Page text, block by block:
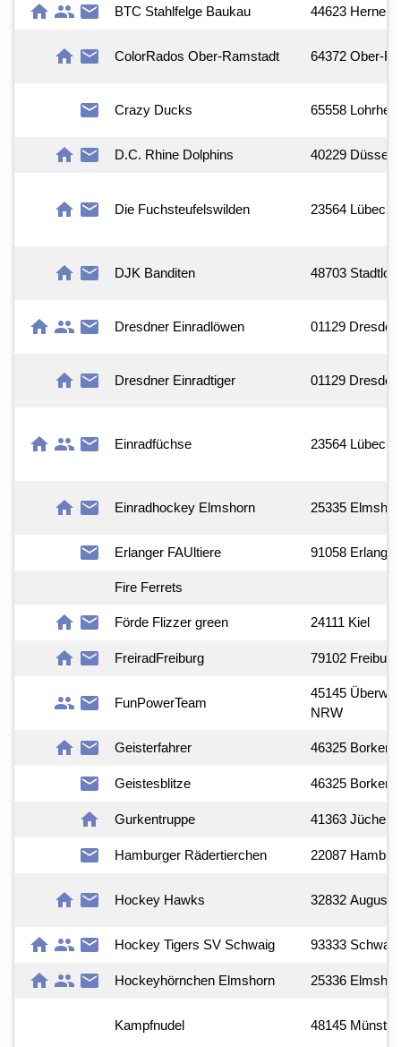
home group mail BTC Stahlfelge Baukau 44623 Herne
home mail ColorRados Ober-Ramstadt 64372 Ober-
mail Crazy Ducks 65558
home mail D.C. Rhine Dolphins 40229
home mail Die Fuchsteufelswilden 23564 Lübeck
home mail DJK Banditen 48703
home group mail Dresdner Einradlöwen 01129 Dresden
home mail Dresdner Einradtiger 01129 Dresden
home group mail Einradfüchse 23564 Lübeck
home mail Einradhockey Elmshorn 25335
mail Erlanger FAUltiere 91058 Erlangen
Fire Ferrets
home mail Förde Flizzer green 24111 Kiel
home mail FreiradFreiburg 79102 Freiburg
group mail FunPowerTeam
45145
NRW
home mail Geisterfahrer 46325 Borken
mail Geistesblitze 46325 Borken
home Gurkentruppe 41363 Jüchen
mail Hamburger Rädertierchen 22087
home mail Hockey Hawks 32832
home group mail Hockey Tigers SV Schwaig 93333 Schwaig
home group mail Hockeyhörnchen Elmshorn 25336
Kampfnudel 48145 Münster